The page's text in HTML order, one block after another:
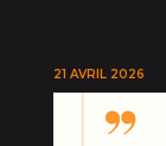
21 AVRIL 2026